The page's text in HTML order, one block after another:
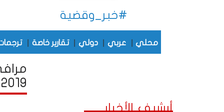
#خبر_وقضية
محلي عربي دولي تقارير خاصة
2019
أرشيف الأخبار